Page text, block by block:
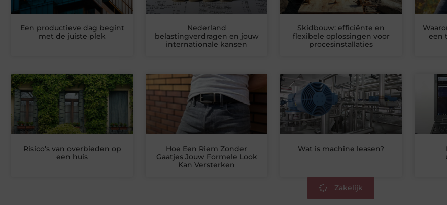
Een productieve dag begint
met de juiste plek
Nederland
belastingverdragen en jouw
internationale kansen
Skidbouw: efficiënte en
flexibele oplossingen voor
procesinstallaties
een
Risico’s van overbieden op
een huis
Hoe Een Riem Zonder
Gaatjes Jouw Formele Look
Kan Versterken
Wat is machine leasen?
Zakelijk